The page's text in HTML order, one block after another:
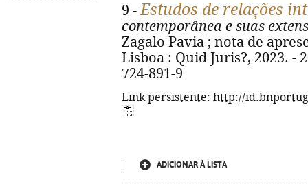
9 -Estudos de relações
contemporânea e suas
Zagalo Pavia ; nota de
Lisboa : Quid Juris?, 2023. -
724-891-9
Link persistente: http://
ADICIONAR À LISTA